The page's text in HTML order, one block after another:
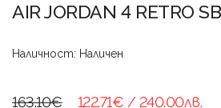
AIR JORDAN 4 RETRO
Наличност: Наличен
163.10€ 122.71€ / 240.00лв.